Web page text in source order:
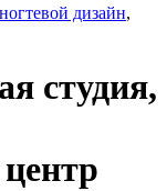
дизайн,
студия,